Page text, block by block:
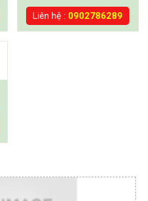
MIX 76
Liên hệ : 0902786289